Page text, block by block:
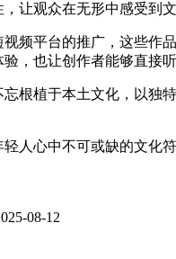
让观众在无形中感受到文
频平台的推广，这些作
，也让创作者能够直接
根植于本土文化，以独
人心中不可或缺的文化符
08-12